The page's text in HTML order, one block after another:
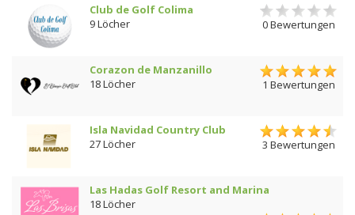
Club de Golf Colima
9 Löcher
0 Bewertungen
Corazon de Manzanillo
18 Löcher
1 Bewertungen
Isla Navidad Country Club
27 Löcher
3 Bewertungen
Las Hadas Golf Resort and Marina
18 Löcher